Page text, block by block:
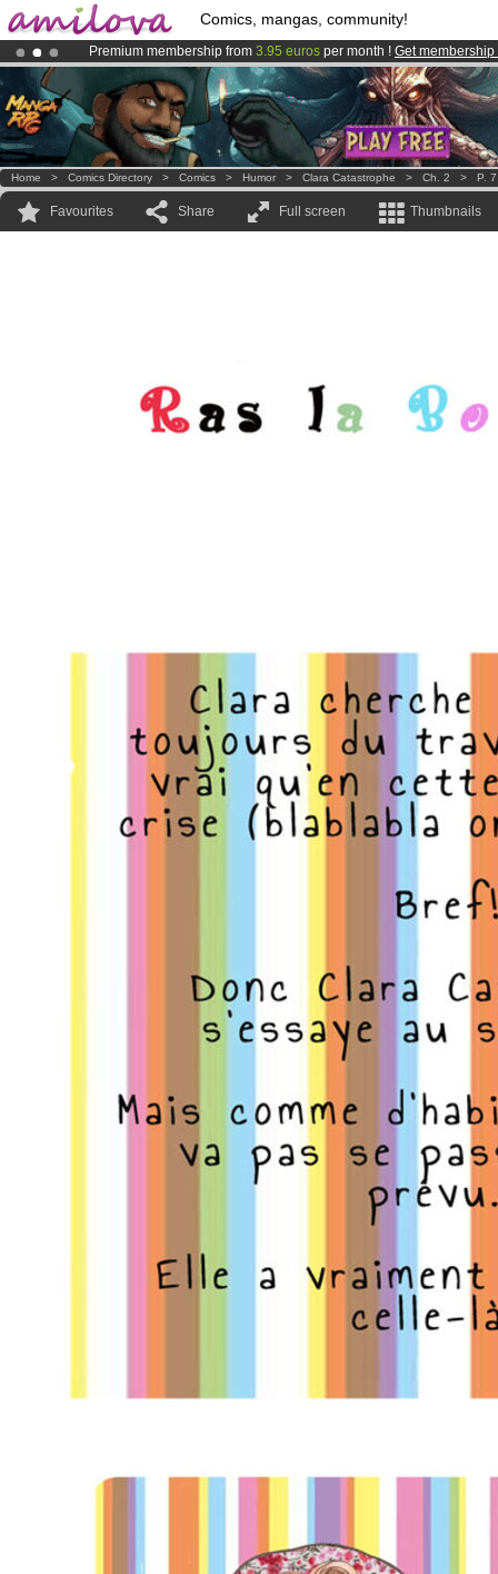
Comics, mangas, community!
Premium membership from 3.95 euros per month ! Get membership
AmilovaKickstarter is now LIVE!.
Home > Comics Directory > Comics > Humor > Clara Catastrophe > Ch. 2 > P. 7
Favourites Share Full screen Thumbnails